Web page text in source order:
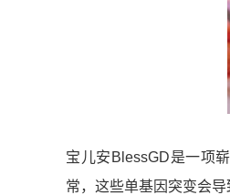
宝儿安BlessGD是一项
常，这些单基因突变会